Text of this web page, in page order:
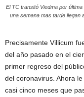
El TC transitó Viedma por
una semana mas tarde llegan
Precisamente Villicum
del año pasado en el
primer regreso del
del coronavirus. Ahora
casi cinco meses que